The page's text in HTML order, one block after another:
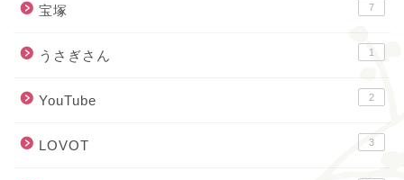
宝塚 7
うさぎさん 1
YouTube 2
LOVOT 3